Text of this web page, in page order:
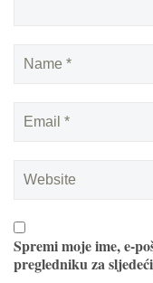
Spremi moje ime, e-
pregledniku za